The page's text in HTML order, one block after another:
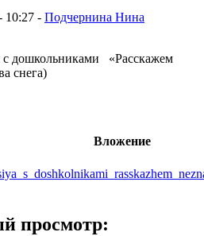
10:27 - Подчернина Нина
с дошкольниками «Расскажем
снега)
Вложение
просмотр: